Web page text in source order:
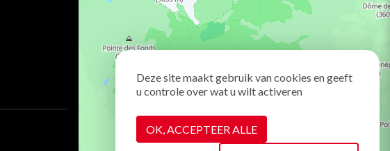
Deze site maakt gebruik van cookies en geeft
u controle over wat u wilt activeren
OK, ACCEPTEER ALLE